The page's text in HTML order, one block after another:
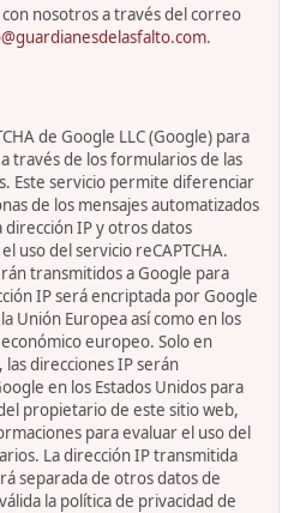
nosotros a través del correo
.
de Google LLC (Google) para
través de los formularios de las
Este servicio permite diferenciar
de los mensajes automatizados
dirección IP y otros datos
uso del servicio reCAPTCHA.
transmitidos a Google para
IP será encriptada por Google
Unión Europea así como en los
europeo. Solo en
las direcciones IP serán
en los Estados Unidos para
propietario de este sitio web,
para evaluar el uso del
La dirección IP transmitida
separada de otros datos de
la política de privacidad de